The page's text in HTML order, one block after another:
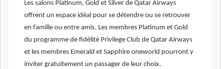
Les salons Platinum, Gold et Silver de Qatar Airways
offrent un espace idéal pour se détendre ou se retrouver
en famille ou entre amis. Les membres Platinum et Gold
du programme de fidélité Privilege Club de Qatar Airways
et les membres Emerald et Sapphire oneworld pourront y
inviter gratuitement un passager de leur choix.